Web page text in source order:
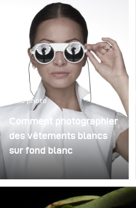
Tuto photo
Comment photographier
des vêtements blancs
sur fond blanc